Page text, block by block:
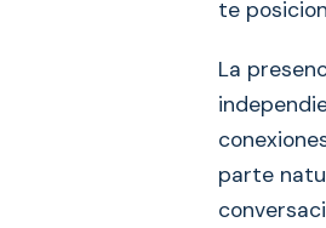
te
La
parte